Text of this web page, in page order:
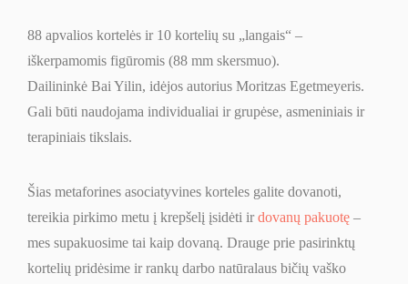
88 apvalios kortelės ir 10 kortelių su „langais“ –
iškerpamomis figūromis (88 mm skersmuo).
Dailininkė Bai Yilin, idėjos autorius Moritzas Egetmeyeris.
Gali būti naudojama individualiai ir grupėse, asmeniniais ir
terapiniais tikslais.
Šias metaforines asociatyvines korteles galite dovanoti,
tereikia pirkimo metu į krepšelį įsidėti irdovanų pakuotę –
mes supakuosime tai kaip dovaną. Drauge prie pasirinktų
kortelių pridėsime ir rankų darbo natūralaus bičių vaško